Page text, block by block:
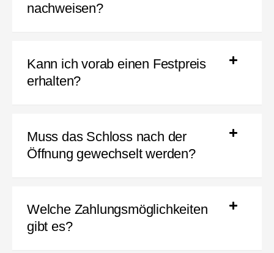
nachweisen?
Kann ich vorab einen Festpreis
erhalten?
Muss das Schloss nach der
Öffnung gewechselt werden?
Welche Zahlungsmöglichkeiten
gibt es?